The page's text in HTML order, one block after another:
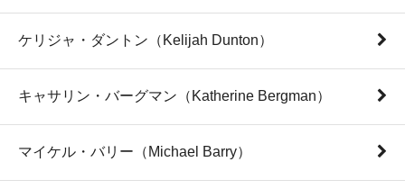
ケリジャ・ダントン（Kelijah Dunton）
キャサリン・バーグマン（Katherine Bergman）
マイケル・バリー（Michael Barry）